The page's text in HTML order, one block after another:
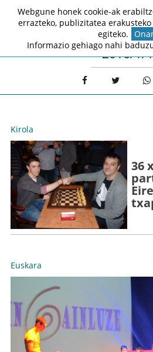
2016/1/
Kirola
36
Euskara
Webgune honek cookie-ak
errazteko, publizitatea
egiteko.
Informazio gehiago nahi